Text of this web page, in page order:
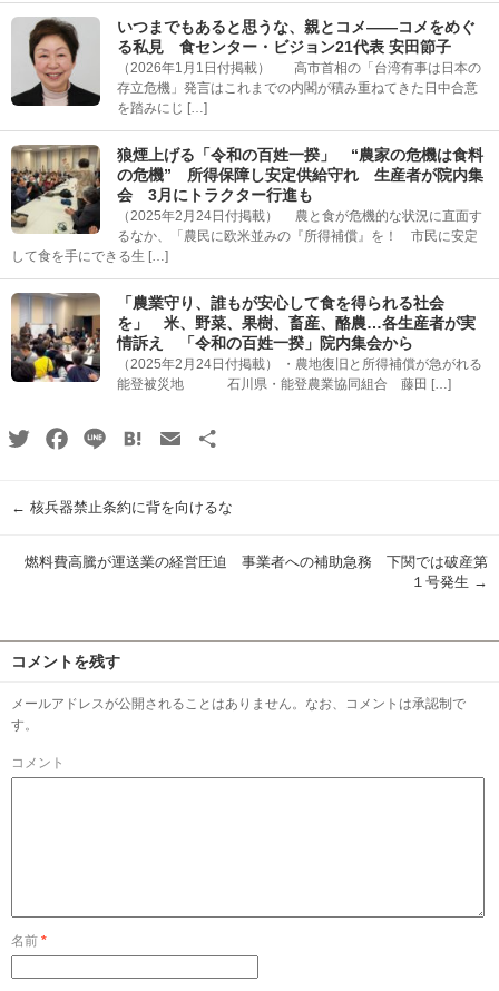
いつまでもあると思うな、親とコメ――コメをめぐ
る私見 食センター・ビジョン21代表 安田節子
（2026年1月1日付掲載） 高市首相の「台湾有事は日本の
存立危機」発言はこれまでの内閣が積み重ねてきた日中合意
を踏みにじ […]
狼煙上げる「令和の百姓一揆」 “農家の危機は食料
の危機” 所得保障し安定供給守れ 生産者が院内集
会 3月にトラクター行進も
（2025年2月24日付掲載） 農と食が危機的な状況に直面す
るなか、「農民に欧米並みの『所得補償』を！ 市民に安定
して食を手にできる生 […]
「農業守り、誰もが安心して食を得られる社会
を」 米、野菜、果樹、畜産、酪農…各生産者が実
情訴え 「令和の百姓一揆」院内集会から
（2025年2月24日付掲載） ・農地復旧と所得補償が急がれる
能登被災地 石川県・能登農業協同組合 藤田 […]
TwitterFacebook
Line HatenaEmail
← 核兵器禁止条約に背を向けるな
燃料費高騰が運送業の経営圧迫 事業者への補助急務 下関では破産第
１号発生 →
コメントを残す
メールアドレスが公開されることはありません。なお、コメントは承認制で
す。
コメント
名前 *